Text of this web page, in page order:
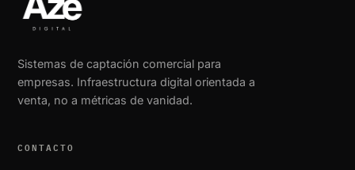
Sistemas de captación comercial para
empresas. Infraestructura digital orientada a
venta, no a métricas de vanidad.
CONTACTO